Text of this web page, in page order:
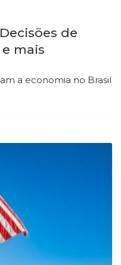
de
mais
a economia no Brasil